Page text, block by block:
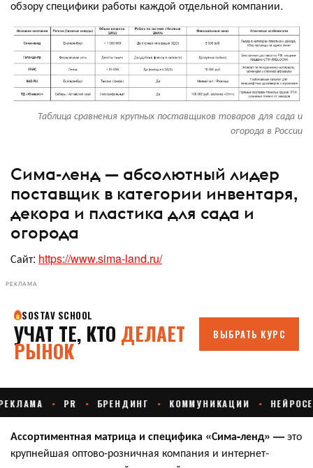
обзору специфики работы каждой отдельной компании.
Таблица сравнения крупных поставщиков товаров для сада и
огорода в России
Сима-ленд — абсолютный лидер
поставщик в категории инвентаря,
декора и пластика для сада и
огорода
Сайт: https://www.sima-land.ru/
РЕКЛАМА
Ассортиментная матрица и специфика «Сима-ленд» —это
крупнейшая оптово-розничная компания и интернет-